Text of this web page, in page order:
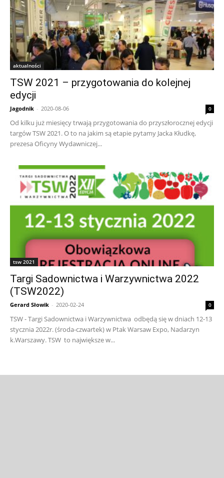
aktualności
TSW 2021 – przygotowania do kolejnej
edycji
Jagodnik - 2020-08-06 0
Od kilku już miesięcy trwają przygotowania do przyszłorocznej edycji
targów TSW 2021. O to na jakim są etapie pytamy Jacka Kłudkę,
prezesa Oficyny Wydawniczej...
tsw 2021
Targi Sadownictwa i Warzywnictwa 2022
(TSW2022)
Gerard Słowik - 2020-02-24 0
TSW - Targi Sadownictwa i Warzywnictwa odbędą się w dniach 12-13
stycznia 2022r. (środa-czwartek) w Ptak Warsaw Expo, Nadarzyn
k.Warszawy. TSW to największe w...